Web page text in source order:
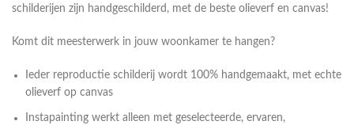
schilderijen zijn handgeschilderd, met de beste olieverf en canvas!
Komt dit meesterwerk in jouw woonkamer te hangen?
Ieder reproductie schilderij wordt 100% handgemaakt, met echte
olieverf op canvas
Instapainting werkt alleen met geselecteerde, ervaren,